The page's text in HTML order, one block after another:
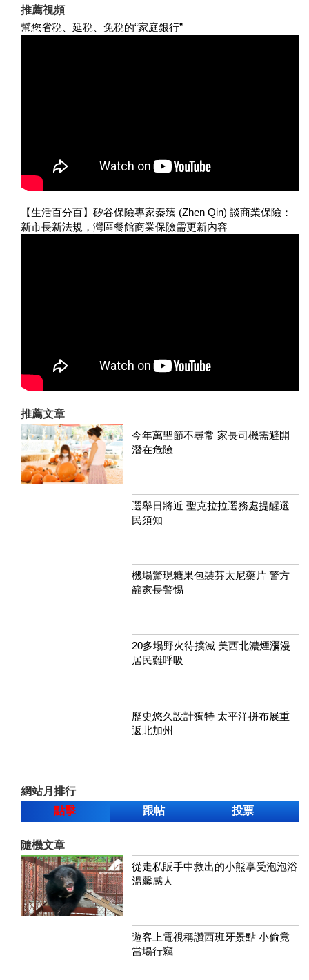
推薦視頻
幫您省稅、延稅、免稅的“家庭銀行”
【生活百分百】矽谷保險專家秦臻 (Zhen Qin) 談商業保險：
新市長新法規，灣區餐館商業保險需更新內容
推薦文章
今年萬聖節不尋常 家長司機需避開
潛在危險
選舉日將近 聖克拉拉選務處提醒選
民須知
機場驚現糖果包裝芬太尼藥片 警方
籲家長警惕
20多場野火待撲滅 美西北濃煙瀰漫
居民難呼吸
歷史悠久設計獨特 太平洋拼布展重
返北加州
網站月排行
點擊
跟帖 投票
隨機文章
從走私販手中救出的小熊享受泡泡浴
溫馨感人
遊客上電視稱讚西班牙景點 小偷竟
當場行竊